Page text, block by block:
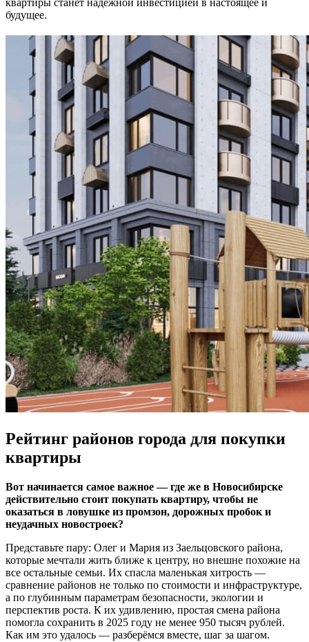
будущее.
Рейтинг районов города для покупки
квартиры
Вот начинается самое важное — где же в Новосибирске
действительно стоит покупать квартиру, чтобы не
оказаться в ловушке из промзон, дорожных пробок и
неудачных новостроек?
Представьте пару: Олег и Мария из Заельцовского района,
которые мечтали жить ближе к центру, но внешне похожие на
все остальные семьи. Их спасла маленькая хитрость —
сравнение районов не только по стоимости и инфраструктуре,
а по глубинным параметрам безопасности, экологии и
перспектив роста. К их удивлению, простая смена района
помогла сохранить в 2025 году не менее 950 тысяч рублей.
Как им это удалось — разберёмся вместе, шаг за шагом.